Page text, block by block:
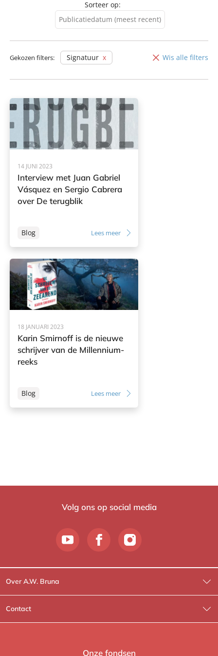
Sorteer op:
Publicatiedatum (meest recent)
Publicatiedatum (minst
Gekozen filters: Signatuur Wis alle filters
14 JUNI 2023
Interview met Juan Gabriel
Vásquez en Sergio Cabrera
over De terugblik
Blog Lees meer
18 JANUARI 2023
Karin Smirnoff is de nieuwe
schrijver van de Millennium-
reeks
Blog Lees meer
Volg ons op social media
Over A.W. Bruna
Wat wij doen
Wie is Wie?
Contact
Contactinformatie
Onze fondsen